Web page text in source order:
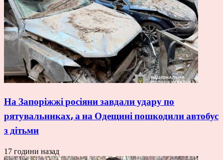
На Запоріжжі росіяни завдали удару по
рятувальниках, а на Одещині пошкодили автобус
з дітьми
17 години назад